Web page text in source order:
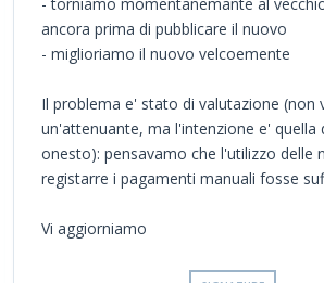
ancora prima di pubblicare il nuovo
- miglioriamo il nuovo velcoemente
Il problema e' stato di valutazione (non
un'attenuante, ma l'intenzione e' quella
onesto): pensavamo che l'utilizzo delle
registarre i pagamenti manuali fosse
Vi aggiorniamo